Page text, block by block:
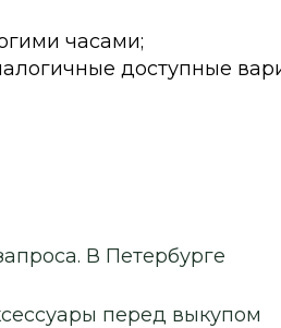
часами;
доступные
В Петербурге
перед выкупом